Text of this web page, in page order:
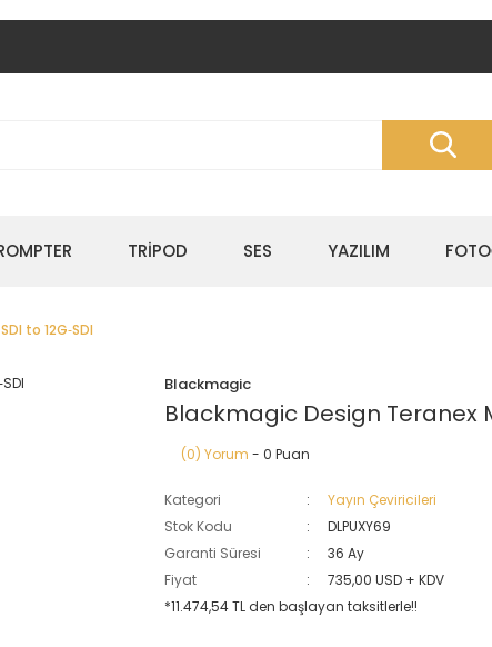
TRİPOD SES YAZILIM
to 12G‑SDI
Blackmagic
Blackmagic Design Teranex
(0) Yorum - 0 Puan
Kategori
Yayın Çeviricileri
Stok Kodu
DLPUXY69
Garanti Süresi
36 Ay
Fiyat
735,00 USD + KDV
*11.474,54 TL den başlayan taksitlerle!!